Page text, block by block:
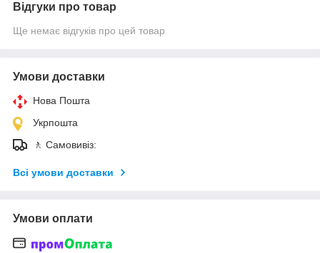
Відгуки про товар
Ще немає відгуків про цей товар
Умови доставки
Нова Пошта
Укрпошта
🚶 Самовивіз:
Всі умови доставки
Умови оплати